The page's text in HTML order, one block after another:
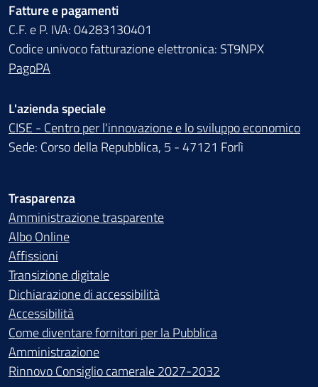
Fatture e pagamenti
C.F. e P. IVA: 04283130401
Codice univoco fatturazione elettronica: ST9NPX
PagoPA
L'azienda speciale
CISE - Centro per l'innovazione e lo sviluppo economico
Sede: Corso della Repubblica, 5 - 47121 Forlì
Trasparenza
Amministrazione trasparente
Albo Online
Affissioni
Transizione digitale
Dichiarazione di accessibilità
Accessibilità
Come diventare fornitori per la Pubblica
Amministrazione
Rinnovo Consiglio camerale 2027-2032